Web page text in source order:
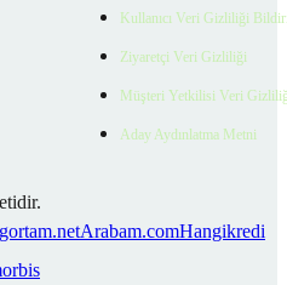
Kullanıcı Veri Gizliliği
Ziyaretçi Veri Gizliliği
Müşteri Yetkilisi Veri
Aday Aydınlatma Metni
Arabam.comHangikredi